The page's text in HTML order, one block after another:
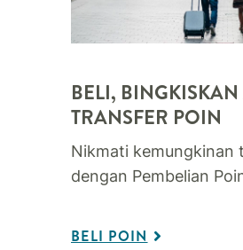
BELI, BINGKISKAN
TRANSFER POIN
Nikmati kemungkinan
dengan Pembelian
BELI POIN